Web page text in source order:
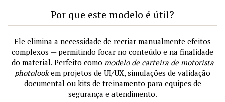
Por que este modelo é útil?
Ele elimina a necessidade de recriar manualmente efeitos
complexos — permitindo focar no conteúdo e na finalidade
do material. Perfeito como modelo de carteira de motorista
photolookem projetos de UI/UX, simulações de validação
documental ou kits de treinamento para equipes de
segurança e atendimento.